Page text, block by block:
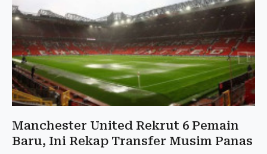
Manchester United Rekrut 6 Pemain
Baru, Ini Rekap Transfer Musim Panas